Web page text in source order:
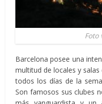
Foto
Barcelona posee una
multitud de locales y
todos los días de la
Son famosos sus clubes